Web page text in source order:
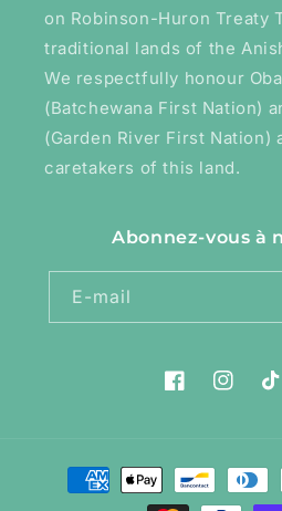
on Robinson-Huron Treaty
traditional lands of the
We respectfully honour
(Batchewana First Nation)
(Garden River First Nation)
caretakers of this land.
Abonnez-vous à
E-mail
FacebookInstagram
Moyens